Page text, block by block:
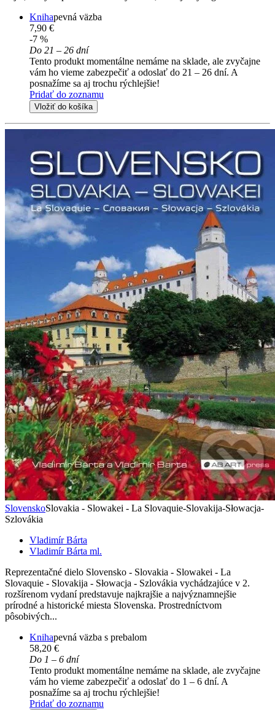
Knihapevná väzba
7,90 €
-7 %
Do 21 – 26 dní
Tento produkt momentálne nemáme na sklade, ale zvyčajne
vám ho vieme zabezpečiť a odoslať do 21 – 26 dní. A
posnažíme sa aj trochu rýchlejšie!
Pridať do zoznamu
Vložiť do košíka
SlovenskoSlovakia - Slowakei - La Slovaquie-Slovakija-Słowacja-
Szlovákia
Vladimír Bárta
Vladimír Bárta ml.
Reprezentačné dielo Slovensko - Slovakia - Slowakei - La
Slovaquie - Slovakija - Słowacja - Szlovákia vychádzajúce v 2.
rozšírenom vydaní predstavuje najkrajšie a najvýznamnejšie
prírodné a historické miesta Slovenska. Prostredníctvom
pôsobivých...
Knihapevná väzba s prebalom
58,20 €
Do 1 – 6 dní
Tento produkt momentálne nemáme na sklade, ale zvyčajne
vám ho vieme zabezpečiť a odoslať do 1 – 6 dní. A
posnažíme sa aj trochu rýchlejšie!
Pridať do zoznamu